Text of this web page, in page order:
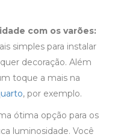
com os varões:
simples para instalar
decoração. Além
toque a mais na
, por exemplo.
ótima opção para os
luminosidade. Você